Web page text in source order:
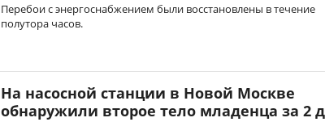
Перебои с энергоснабжением были восстановлены в течение
полутора часов.
На насосной станции в Новой Москве
обнаружили второе тело младенца за 2